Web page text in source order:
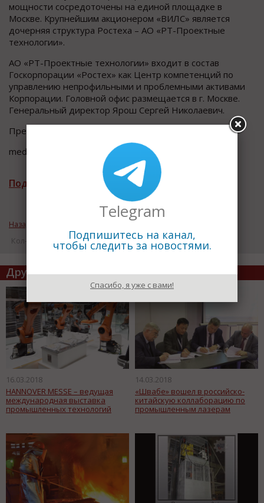
мощности сосредоточены на единой площадке в
Москве. Крупнейшим акционером «ВИЛС» является
дочерняя структура Ростеха – АО «РТ-Проектные
технологии».
АО «РТ-Проектные технологии» входит в состав
Госкорпорации «Ростех» как Центр компетенций по
управлению непрофильными и проблемными активами
Корпорации. Головной офис размещается в г. Москве.
Генеральный директор Ярош Сергей Николаевич.
Пресс-офис АО «РТ-Проектные технологии»
media@rt-pt.ru
Подписаться на рассылку новостей
Назад к рубрике «Технологии и оборудование»
Кол-во просмотров: 15741
Другие статьи по теме
16.03.2018
HANNOVER MESSE – ведущая
международная выставка
промышленных технологий
14.03.2018
«Швабе» вошел в российско-
китайскую коллаборацию по
промышленным лазерам
Telegram
Подпишитесь на канал,
чтобы следить за новостями.
Спасибо, я уже с вами!